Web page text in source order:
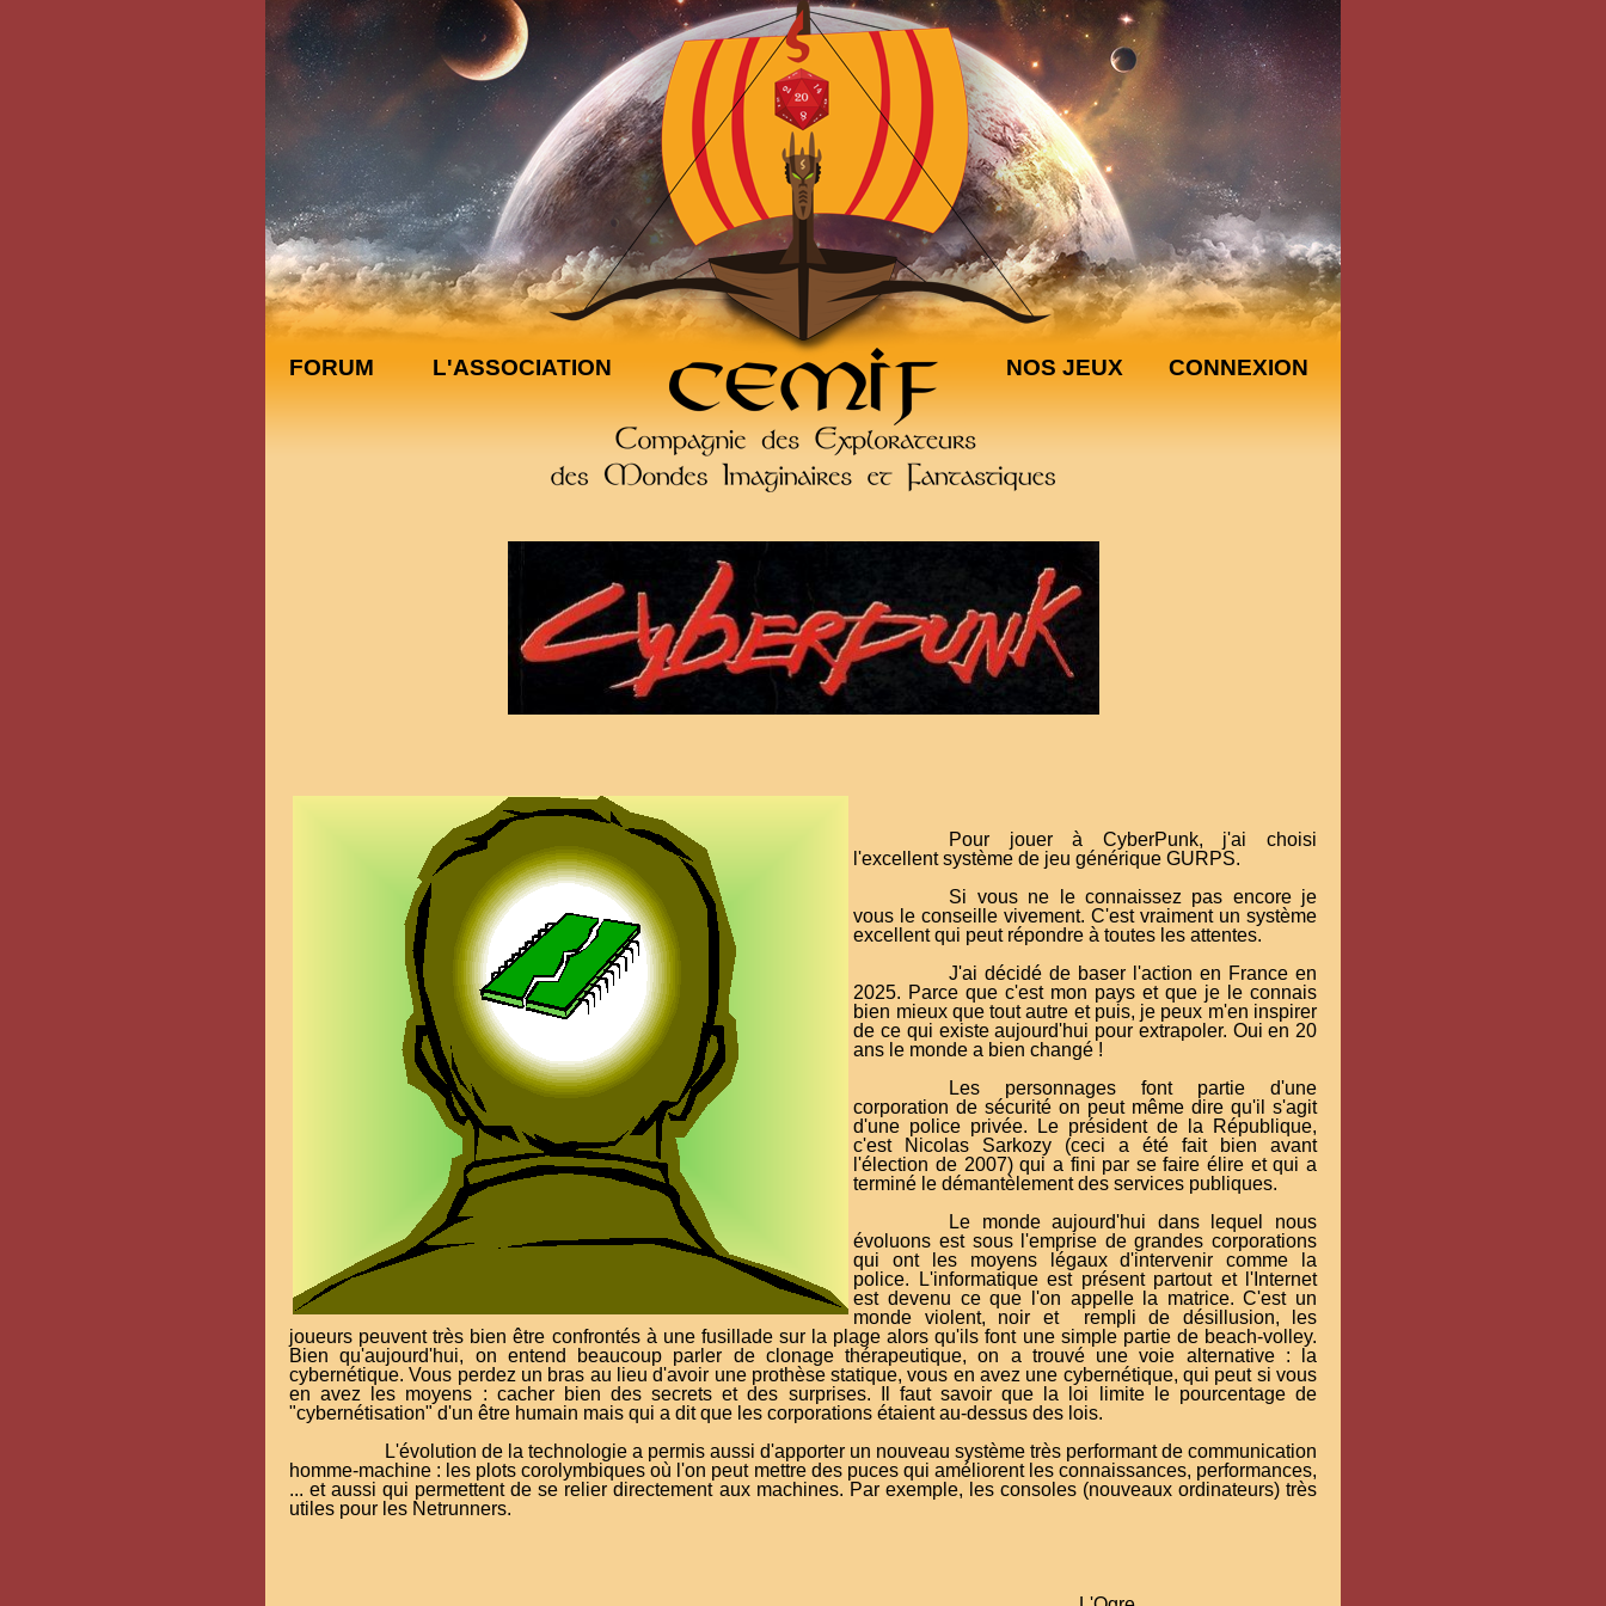
FORUM L'ASSOCIATION NOS JEUX CONNEXION
Pour jouer à CyberPunk, j'ai choisi
l'excellent système de jeu générique GURPS.
Si vous ne le connaissez pas encore je
vous le conseille vivement. C'est vraiment un système
excellent qui peut répondre à toutes les attentes.
J'ai décidé de baser l'action en France en
2025. Parce que c'est mon pays et que je le connais
bien mieux que tout autre et puis, je peux m'en inspirer
de ce qui existe aujourd'hui pour extrapoler. Oui en 20
ans le monde a bien changé !
Les personnages font partie d'une
corporation de sécurité on peut même dire qu'il s'agit
d'une police privée. Le président de la République,
c'est Nicolas Sarkozy (ceci a été fait bien avant
l'élection de 2007) qui a fini par se faire élire et qui a
terminé le démantèlement des services publiques.
Le monde aujourd'hui dans lequel nous
évoluons est sous l'emprise de grandes corporations
qui ont les moyens légaux d'intervenir comme la
police. L'informatique est présent partout et l'Internet
est devenu ce que l'on appelle la matrice. C'est un
monde violent, noir et rempli de désillusion, les
joueurs peuvent très bien être confrontés à une fusillade sur la plage alors qu'ils font une simple partie de beach-volley.
Bien qu'aujourd'hui, on entend beaucoup parler de clonage thérapeutique, on a trouvé une voie alternative : la
cybernétique. Vous perdez un bras au lieu d'avoir une prothèse statique, vous en avez une cybernétique, qui peut si vous
en avez les moyens : cacher bien des secrets et des surprises. Il faut savoir que la loi limite le pourcentage de
"cybernétisation" d'un être humain mais qui a dit que les corporations étaient au-dessus des lois.
L'évolution de la technologie a permis aussi d'apporter un nouveau système très performant de communication
homme-machine : les plots corolymbiques où l'on peut mettre des puces qui améliorent les connaissances, performances,
... et aussi qui permettent de se relier directement aux machines. Par exemple, les consoles (nouveaux ordinateurs) très
utiles pour les Netrunners.